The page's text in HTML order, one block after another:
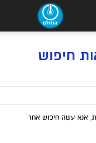
חיפוש
אנא עשה חיפוש אחר